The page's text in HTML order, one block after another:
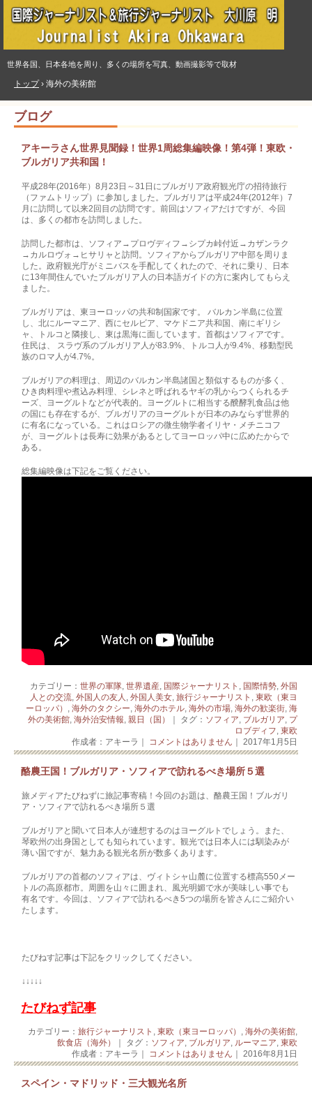
世界各国、日本各地を周り、多くの場所を写真、動画撮影等で取材
トップ› 海外の美術館
ブログ
アキーラさん世界見聞録！世界1周総集編映像！第4弾！東欧・
ブルガリア共和国！
平成28年(2016年）8月23日～31日にブルガリア政府観光庁の招待旅行
（ファムトリップ）に参加しました。ブルガリアは平成24年(2012年）7
月に訪問して以来2回目の訪問です。前回はソフィアだけですが、今回
は、多くの都市を訪問しました。
訪問した都市は、ソフィア→プロヴディフ→シプカ峠付近→カザンラク
→カルロヴォ→ヒサリャと訪問。ソフィアからブルガリア中部を周りま
した。政府観光庁がミニバスを手配してくれたので、それに乗り、日本
に13年間住んでいたブルガリア人の日本語ガイドの方に案内してもらえ
ました。
ブルガリアは、東ヨーロッパの共和制国家です。 バルカン半島に位置
し、北にルーマニア、西にセルビア、マケドニア共和国、南にギリシ
ャ、トルコと隣接し、東は黒海に面しています。首都はソフィアです。
住民は、 スラヴ系のブルガリア人が83.9%、トルコ人が9.4%、移動型民
族のロマ人が4.7%。
ブルガリアの料理は、周辺のバルカン半島諸国と類似するものが多く、
ひき肉料理や煮込み料理、シレネと呼ばれるヤギの乳からつくられるチ
ーズ、ヨーグルトなどが代表的。ヨーグルトに相当する醗酵乳食品は他
の国にも存在するが、ブルガリアのヨーグルトが日本のみならず世界的
に有名になっている。これはロシアの微生物学者イリヤ・メチニコフ
が、ヨーグルトは長寿に効果があるとしてヨーロッパ中に広めたからで
ある。
総集編映像は下記をご覧ください。
カテゴリー： 世界の軍隊, 世界遺産, 国際ジャーナリスト 国際情勢, 外国
人との交流, 外国人の友人 外国人美女, 旅行ジャーナリスト
東欧（東ヨ
ーロッパ）
海外のタクシー 海外のホテル, 海外の市場, 海外の歓楽街, 海
外の美術館, 海外治安情報 親日（国） ｜ タグ： ソフィア ブルガリア プ
ロブディフ 東欧
作成者：アキーラ｜
コメントはありません ｜ 2017年1月5日
酪農王国！ブルガリア・ソフィアで訪れるべき場所５選
旅メディアたびねずに旅記事寄稿！今回のお題は、酪農王国！ブルガリ
ア・ソフィアで訪れるべき場所５選
ブルガリアと聞いて日本人が連想するのはヨーグルトでしょう。また、
琴欧州の出身国としても知られています。観光では日本人には馴染みが
薄い国ですが、魅力ある観光名所が数多くあります。
ブルガリアの首都のソフィアは、ヴィトシャ山麓に位置する標高550メー
トルの高原都市。周囲を山々に囲まれ、風光明媚で水が美味しい事でも
有名です。今回は、ソフィアで訪れるべき5つの場所を皆さんにご紹介い
たします。
たびねす記事は下記をクリックしてください。
↓↓↓↓↓
たびねず記事
カテゴリー： 旅行ジャーナリスト , 東欧（東ヨーロッパ） , 海外の美術館,
飲食店（海外）
｜ タグ： ソフィア, ブルガリア, ルーマニア, 東欧
作成者：アキーラ｜ コメントはありません ｜ 2016年8月1日
スペイン・マドリッド・三大観光名所